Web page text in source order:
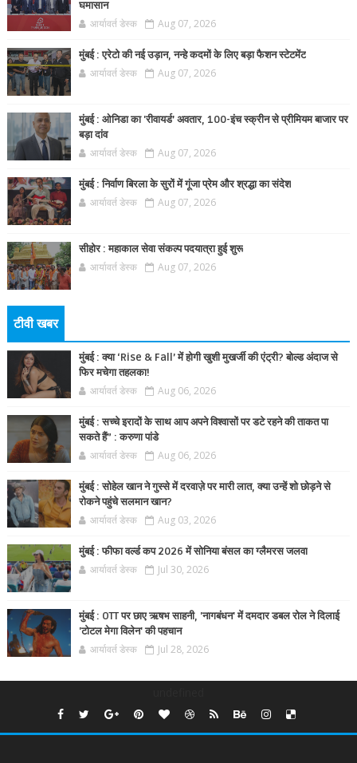
घमासान
आर्यावर्त डेस्क Aug 07, 2026
मुंबई : एरेटो की नई उड़ान, नन्हे कदमों के लिए बड़ा फैशन स्टेटमेंट
आर्यावर्त डेस्क Aug 07, 2026
मुंबई : ओनिडा का 'रीवायर्ड’ अवतार, 100-इंच स्क्रीन से प्रीमियम बाजार पर
बड़ा दांव
आर्यावर्त डेस्क Aug 07, 2026
मुंबई : निर्वाण बिरला के सुरों में गूंजा प्रेम और श्रद्धा का संदेश
आर्यावर्त डेस्क Aug 07, 2026
सीहोर : महाकाल सेवा संकल्प पदयात्रा हुई शुरू
आर्यावर्त डेस्क Aug 07, 2026
टीवी खबर
मुंबई : क्या ‘Rise & Fall’ में होगी खुशी मुखर्जी की एंट्री? बोल्ड अंदाज से
फिर मचेगा तहलका!
आर्यावर्त डेस्क Aug 06, 2026
मुंबई : सच्चे इरादों के साथ आप अपने विश्वासों पर डटे रहने की ताकत पा
सकते हैं” : करुणा पांडे
आर्यावर्त डेस्क Aug 06, 2026
मुंबई : सोहेल खान ने गुस्से में दरवाज़े पर मारी लात, क्या उन्हें शो छोड़ने से
रोकने पहुंचे सलमान खान?
आर्यावर्त डेस्क Aug 03, 2026
मुंबई : फीफा वर्ल्ड कप 2026 में सोनिया बंसल का ग्लैमरस जलवा
आर्यावर्त डेस्क Jul 30, 2026
मुंबई : OTT पर छाए ऋषभ साहनी, 'नागबंधन' में दमदार डबल रोल ने दिलाई
'टोटल मेगा विलेन' की पहचान
आर्यावर्त डेस्क Jul 28, 2026